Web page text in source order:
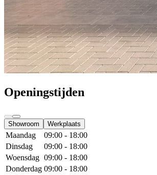
Openingstijden
Showroom Werkplaats
Maandag
09:00 - 18:00
Dinsdag
09:00 - 18:00
Woensdag 09:00 - 18:00
Donderdag 09:00 - 18:00